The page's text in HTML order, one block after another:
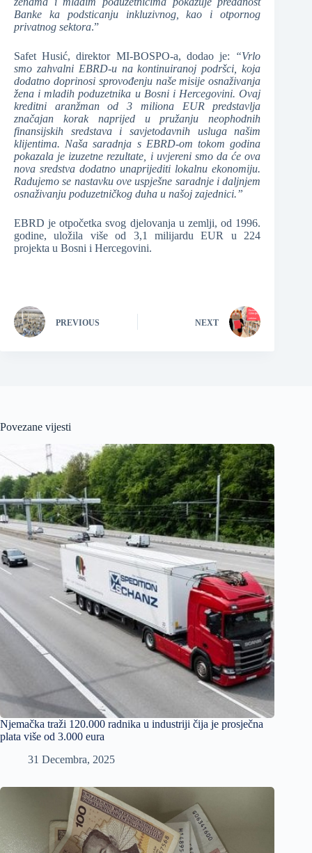
Banke ka podsticanju inkluzivnog, kao i otpornog
privatnog sektora.”
Safet Husić, direktor MI-BOSPO-a, dodao je:
“Vrlo
smo zahvalni EBRD-u na kontinuiranoj podršci, koja
dodatno doprinosi sprovođenju naše misije osnaživanja
žena i mladih poduzetnika u Bosni i Hercegovini. Ovaj
kreditni aranžman od 3 miliona EUR predstavlja
značajan korak naprijed u pružanju neophodnih
finansijskih sredstava i savjetodavnih usluga našim
klijentima. Naša saradnja s EBRD-om tokom godina
pokazala je izuzetne rezultate, i uvjereni smo da će ova
nova sredstva dodatno unaprijediti lokalnu ekonomiju.
Radujemo se nastavku ove uspješne saradnje i daljnjem
osnaživanju poduzetničkog duha u našoj zajednici.”
EBRD je otpočetka svog djelovanja u zemlji, od 1996.
godine, uložila više od 3,1 milijardu EUR u 224
projekta u Bosni i Hercegovini.
PREVIOUS NEXT
Povezane vijesti
Njemačka traži 120.000 radnika u industriji čija je prosječna
plata više od 3.000 eura
31 Decembra, 2025